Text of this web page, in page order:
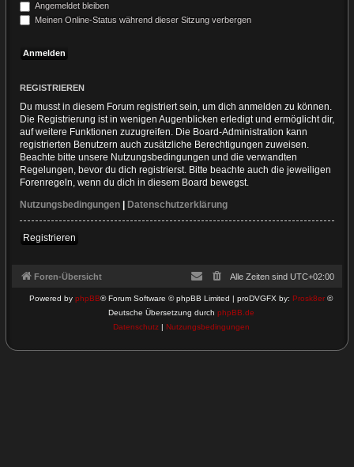
Angemeldet bleiben
Meinen Online-Status während dieser Sitzung verbergen
REGISTRIEREN
Du musst in diesem Forum registriert sein, um dich anmelden zu können.
Die Registrierung ist in wenigen Augenblicken erledigt und ermöglicht dir,
auf weitere Funktionen zuzugreifen. Die Board-Administration kann
registrierten Benutzern auch zusätzliche Berechtigungen zuweisen.
Beachte bitte unsere Nutzungsbedingungen und die verwandten
Regelungen, bevor du dich registrierst. Bitte beachte auch die jeweiligen
Forenregeln, wenn du dich in diesem Board bewegst.
Nutzungsbedingungen | Datenschutzerklärung
Registrieren
Foren-Übersicht Alle Zeiten sind UTC+02:00
Powered by phpBB® Forum Software © phpBB Limited | proDVGFX by: Prosk8er ©
Deutsche Übersetzung durch phpBB.de
Datenschutz| Nutzungsbedingungen